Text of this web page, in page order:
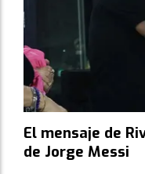
El mensaje de
de Jorge Messi